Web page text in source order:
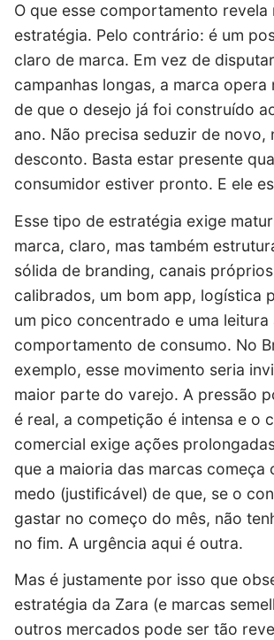
O que esse comportamento revela
estratégia. Pelo contrário: é um
claro de marca. Em vez de
campanhas longas, a marca opera
de que o desejo já foi construído
ano. Não precisa seduzir de novo,
desconto. Basta estar presente
consumidor estiver pronto. E ele
Esse tipo de estratégia exige
marca, claro, mas também
sólida de branding, canais
calibrados, um bom app, logística
um pico concentrado e uma leitura
comportamento de consumo. No
exemplo, esse movimento seria
maior parte do varejo. A pressão
é real, a competição é intensa e o
comercial exige ações
que a maioria das marcas começa
medo (justificável) de que, se o
gastar no começo do mês, não
no fim. A urgência aqui é outra.
Mas é justamente por isso que
estratégia da Zara (e marcas
outros mercados pode ser tão